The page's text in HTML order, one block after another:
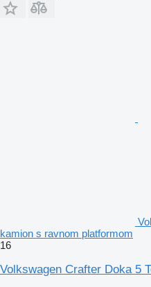
kamion s ravnom platformom
16
Volkswagen Crafter Doka 5